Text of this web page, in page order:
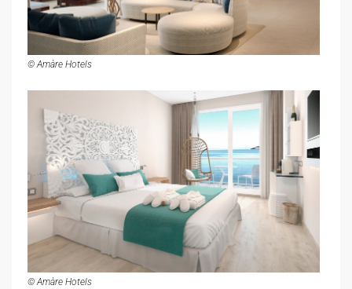
© Amàre Hotels
© Amàre Hotels